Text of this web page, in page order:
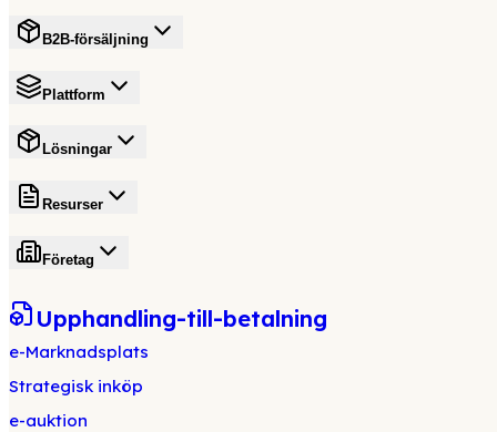
B2B-försäljning
Plattform
Lösningar
Resurser
Företag
Upphandling-till-betalning
e-Marknadsplats
Strategisk inköp
e-auktion